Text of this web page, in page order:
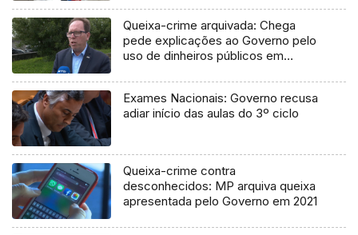
Queixa-crime arquivada: Chega
pede explicações ao Governo pelo
uso de dinheiros públicos em
Exames Nacionais: Governo recusa
adiar início das aulas do 3º ciclo
Queixa-crime contra
desconhecidos: MP arquiva queixa
apresentada pelo Governo em 2021